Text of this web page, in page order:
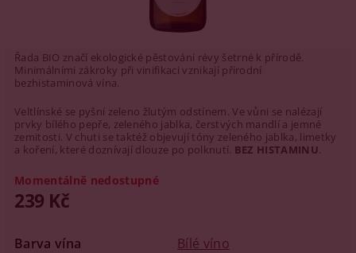
Řada BIO značí ekologické pěstování révy šetrné k přírodě.
Minimálními zákroky při vinifikaci vznikají přírodní
bezhistaminová vína.
Veltlínské se pyšní zeleno žlutým odstínem. Ve vůni se nalézají
prvky bílého pepře, zeleného jablka, čerstvých mandlí a jemné
zemitosti. V chuti se taktéž objevují tóny zeleného jablka, limetky
a koření, které doznívají dlouze po polknutí. BEZ HISTAMINU.
Momentálně nedostupné
239 Kč
Barva vína
Bílé víno